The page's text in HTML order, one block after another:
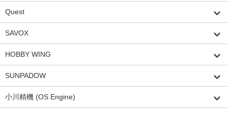
Quest
SAVOX
HOBBY WING
SUNPADOW
小川精機 (OS Engine)